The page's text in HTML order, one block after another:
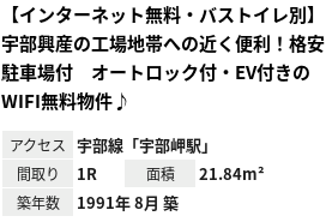
【インターネット無料・バストイレ別】
宇部興産の工場地帯への近く便利！格安
駐車場付 オートロック付・EV付きの
WIFI無料物件♪
アクセス 宇部線「宇部岬駅」
間取り 1R 面積 21.84m²
築年数 1991年 8月 築